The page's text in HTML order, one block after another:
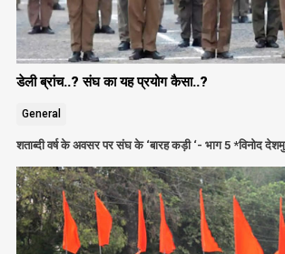
डेली ब्रांच..? संघ का यह प्रयोग कैसा..?
General
शताब्दी वर्ष के अवसर पर संघ के ‘बारह कड़ी ‘- भाग 5 *विनोद